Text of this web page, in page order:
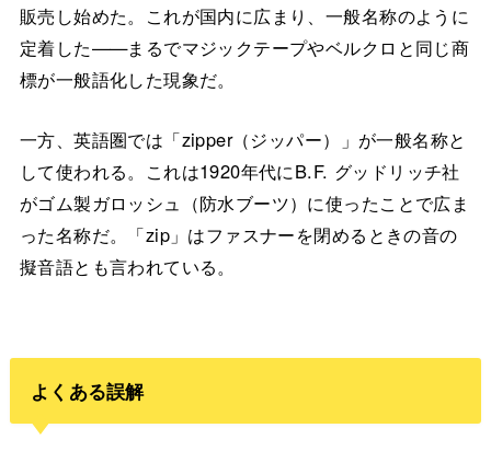
販売し始めた。これが国内に広まり、一般名称のように
定着した——まるでマジックテープやベルクロと同じ商
標が一般語化した現象だ。
一方、英語圏では「zipper（ジッパー）」が一般名称と
して使われる。これは1920年代にB.F. グッドリッチ社
がゴム製ガロッシュ（防水ブーツ）に使ったことで広ま
った名称だ。「zip」はファスナーを閉めるときの音の
擬音語とも言われている。
よくある誤解